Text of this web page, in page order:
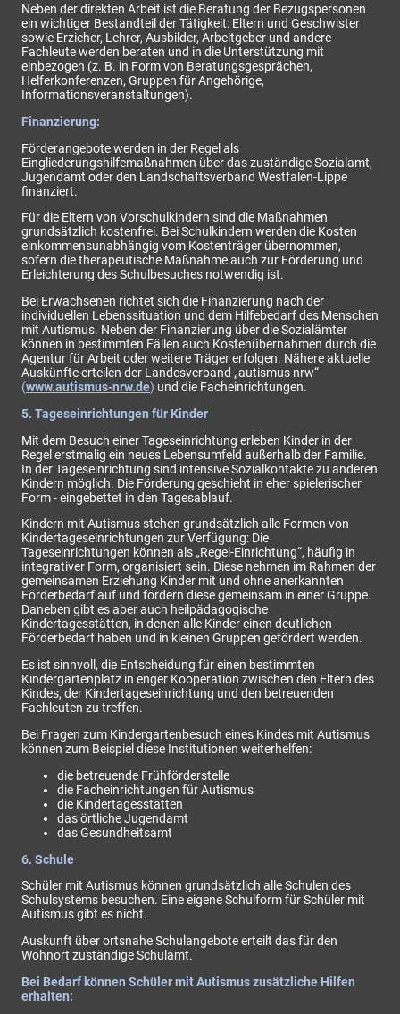
Neben der direkten Arbeit ist die Beratung der Bezugspersonen
ein wichtiger Bestandteil der Tätigkeit: Eltern und Geschwister
sowie Erzieher, Lehrer, Ausbilder, Arbeitgeber und andere
Fachleute werden beraten und in die Unterstützung mit
einbezogen (z. B. in Form von Beratungsgesprächen,
Helferkonferenzen, Gruppen für Angehörige,
Informationsveranstaltungen).
Finanzierung:
Förderangebote werden in der Regel als
Eingliederungshilfemaßnahmen über das zuständige Sozialamt,
Jugendamt oder den Landschaftsverband Westfalen-Lippe
finanziert.
Für die Eltern von Vorschulkindern sind die Maßnahmen
grundsätzlich kostenfrei. Bei Schulkindern werden die Kosten
einkommensunabhängig vom Kostenträger übernommen,
sofern die therapeutische Maßnahme auch zur Förderung und
Erleichterung des Schulbesuches notwendig ist.
Bei Erwachsenen richtet sich die Finanzierung nach der
individuellen Lebenssituation und dem Hilfebedarf des Menschen
mit Autismus. Neben der Finanzierung über die Sozialämter
können in bestimmten Fällen auch Kostenübernahmen durch die
Agentur für Arbeit oder weitere Träger erfolgen. Nähere aktuelle
Auskünfte erteilen der Landesverband „autismus nrw“
(www.autismus-nrw.de) und die Facheinrichtungen.
5. Tageseinrichtungen für Kinder
Mit dem Besuch einer Tageseinrichtung erleben Kinder in der
Regel erstmalig ein neues Lebensumfeld außerhalb der Familie.
In der Tageseinrichtung sind intensive Sozialkontakte zu anderen
Kindern möglich. Die Förderung geschieht in eher spielerischer
Form - eingebettet in den Tagesablauf.
Kindern mit Autismus stehen grundsätzlich alle Formen von
Kindertageseinrichtungen zur Verfügung: Die
Tageseinrichtungen können als „Regel-Einrichtung“, häufig in
integrativer Form, organisiert sein. Diese nehmen im Rahmen der
gemeinsamen Erziehung Kinder mit und ohne anerkannten
Förderbedarf auf und fördern diese gemeinsam in einer Gruppe.
Daneben gibt es aber auch heilpädagogische
Kindertagesstätten, in denen alle Kinder einen deutlichen
Förderbedarf haben und in kleinen Gruppen gefördert werden.
Es ist sinnvoll, die Entscheidung für einen bestimmten
Kindergartenplatz in enger Kooperation zwischen den Eltern des
Kindes, der Kindertageseinrichtung und den betreuenden
Fachleuten zu treffen.
Bei Fragen zum Kindergartenbesuch eines Kindes mit Autismus
können zum Beispiel diese Institutionen weiterhelfen:
die betreuende Frühförderstelle
die Facheinrichtungen für Autismus
die Kindertagesstätten
das örtliche Jugendamt
das Gesundheitsamt
6. Schule
Schüler mit Autismus können grundsätzlich alle Schulen des
Schulsystems besuchen. Eine eigene Schulform für Schüler mit
Autismus gibt es nicht.
Auskunft über ortsnahe Schulangebote erteilt das für den
Wohnort zuständige Schulamt.
Bei Bedarf können Schüler mit Autismus zusätzliche Hilfen
erhalten: